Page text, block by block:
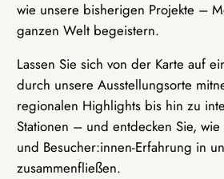
wie unsere bisherigen Projekte –
ganzen Welt begeistern.
Lassen Sie sich von der Karte auf
durch unsere Ausstellungsorte
regionalen Highlights bis hin zu
Stationen – und entdecken Sie,
und Besucher:innen-Erfahrung in
zusammenfließen.